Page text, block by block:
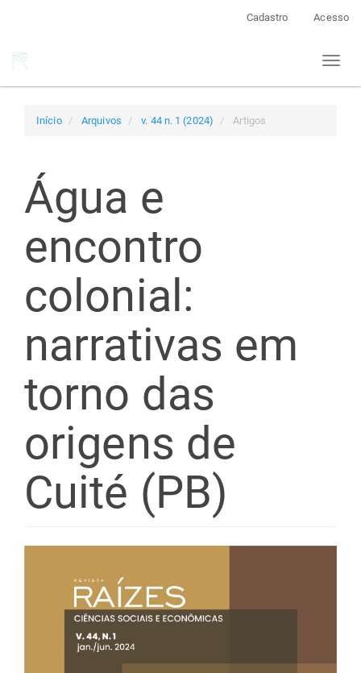
Cadastro Acesso
Toggle
Início Arquivos v. 44 n. 1 (2024) Artigos
Água e
encontro
colonial:
narrativas em
torno das
origens de
Cuité (PB)
lateral